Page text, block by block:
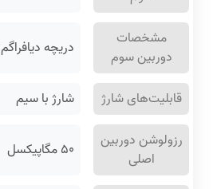
مشخصات
دوربین سوم
دریچه دیافراگم f/۲.۴
قابلیت‌های شارژ
شارژ با سیم
رزولوشن دوربین
اصلی
۵۰ مگاپیکسل